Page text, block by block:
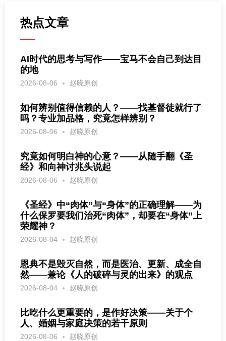
热点文章
AI时代的思考与写作——宝马不会自己到达目
的地
2026-08-06 赵晓原创
如何辨别值得信赖的人？——找基督徒就行了
吗？专业加品格，究竟怎样辨别？
2026-08-06 赵晓原创
究竟如何明白神的心意？——从随手翻《圣
经》和向神讨兆头说起
2026-08-06 赵晓原创
《圣经》中“肉体”与“身体”的正确理解——为
什么保罗要我们治死“肉体”，却要在“身体”上
荣耀神？
2026-08-04 赵晓原创
恩典不是毁灭自然，而是医治、更新、成全自
然——兼论《人的破碎与灵的出来》的观点
2026-08-04 赵晓原创
比吃什么更重要的，是作好决策——关于个
人、婚姻与家庭决策的若干原则
2026-08-06 赵晓原创